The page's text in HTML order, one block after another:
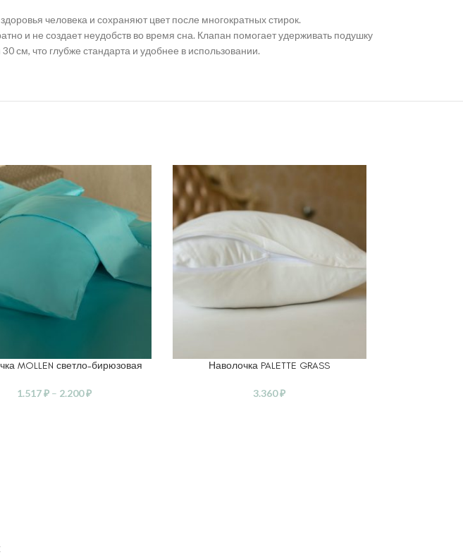
человека и сохраняют цвет после многократных стирок.
и не создает неудобств во время сна. Клапан помогает удерживать подушку
см, что глубже стандарта и удобнее в использовании.
ПАРАМЕТРЫ
MOLLEN светло-бирюзовая
1.517₽ – 2.200₽
В КОРЗИНУНаволочка PALETTE GRASS
3.360₽